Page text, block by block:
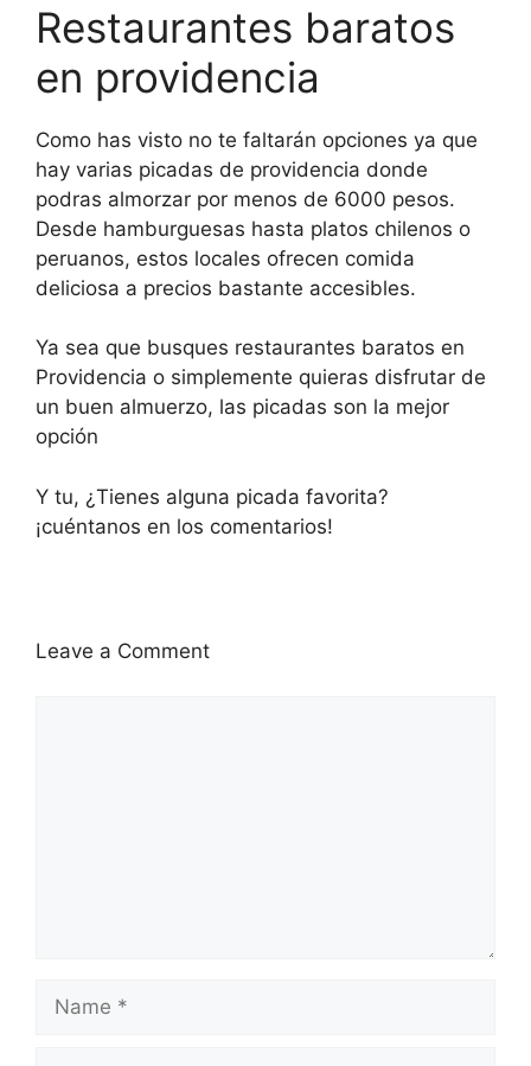
Restaurantes baratos
en providencia
Como has visto no te faltarán opciones ya que
hay varias picadas de providencia donde
podras almorzar por menos de 6000 pesos.
Desde hamburguesas hasta platos chilenos o
peruanos, estos locales ofrecen comida
deliciosa a precios bastante accesibles.
Ya sea que busques restaurantes baratos en
Providencia o simplemente quieras disfrutar de
un buen almuerzo, las picadas son la mejor
opción
Y tu, ¿Tienes alguna picada favorita?
¡cuéntanos en los comentarios!
Leave a Comment
Name